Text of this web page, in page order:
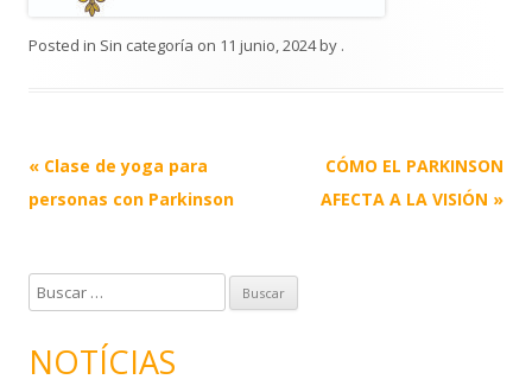
Posted in Sin categoría on 11 junio, 2024by .
Post
navigation
« Clase de yoga para
personas con Parkinson
CÓMO EL PARKINSON
AFECTA A LA VISIÓN »
u
cNOTÍCIAS